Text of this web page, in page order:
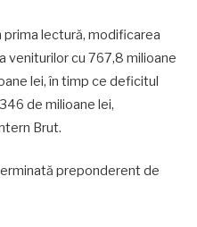
prima lectură, modificarea
veniturilor cu 767,8 milioane
lei, în timp ce deficitul
de milioane lei,
Brut.
preponderent de